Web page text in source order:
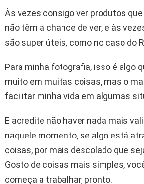
Às vezes consigo ver produtos
não têm a chance de ver, e às
são super úteis, como no caso do
Para minha fotografia, isso é algo
muito em muitas coisas, mas o
facilitar minha vida em algumas
E acredite não haver nada mais
naquele momento, se algo está
coisas, por mais descolado que
Gosto de coisas mais simples,
começa a trabalhar, pronto.